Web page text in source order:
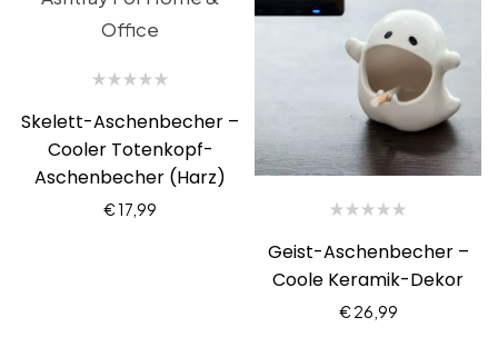
Skelett-Aschenbecher –
Cooler Totenkopf-
Aschenbecher (Harz)
€17,99
Geist-Aschenbecher –
Coole Keramik-Dekor
€ 26,99